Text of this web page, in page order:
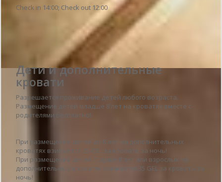
Check in 14:00; Check out 12:00
Детали гостиницы
Дети и дополнительные
кровати
Разрешается проживание детей любого возраста.
Размещение детей младше 8 лет на кроватях вместе с
родителями бесплатно!
При размещении детей до 8 лет на дополнительных
кроватях взимается 25 GEL за кровать за ночь!
При размещении детей старше 8 лет или взрослых на
дополнительных кроватях взимается 35 GEL за кровать за
ночь!